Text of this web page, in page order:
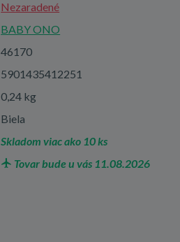
Nezaradené
BABY ONO
46170
5901435412251
0,24 kg
Biela
Skladom viac ako 10 ks
Tovar bude u vás 11.08.2026